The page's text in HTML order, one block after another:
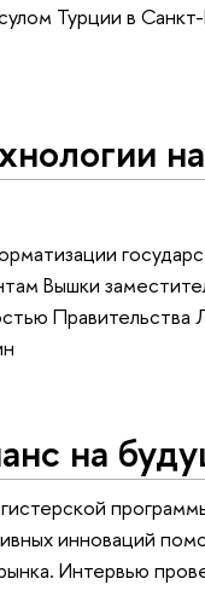
Турции в
Вышки
Правительства
на
инноваций
Интервью